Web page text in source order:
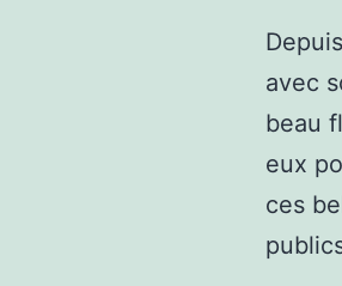
avec
beau
eux
ces